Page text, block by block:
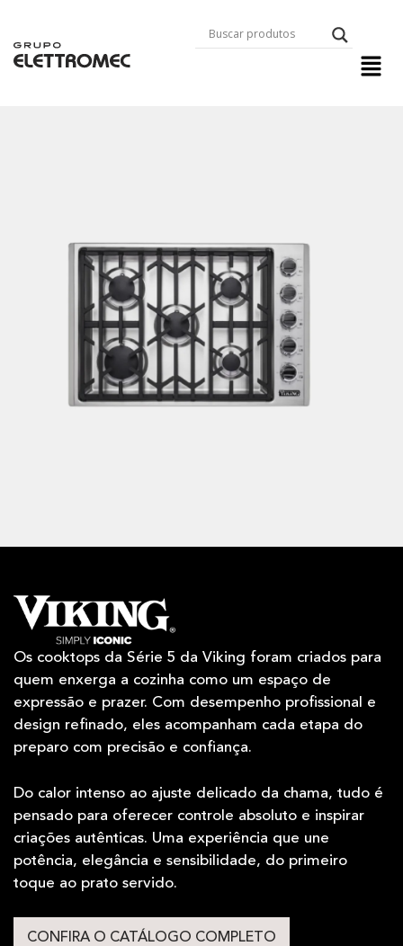
Os cooktops da Série 5 da Viking foram criados para
quem enxerga a cozinha como um espaço de
expressão e prazer. Com desempenho profissional e
design refinado, eles acompanham cada etapa do
preparo com precisão e confiança.
Do calor intenso ao ajuste delicado da chama, tudo é
pensado para oferecer controle absoluto e inspirar
criações autênticas. Uma experiência que une
potência, elegância e sensibilidade, do primeiro
toque ao prato servido.
CONFIRA O CATÁLOGO COMPLETO